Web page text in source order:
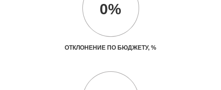
0%
ОТКЛОНЕНИЕ ПО БЮДЖЕТУ, %